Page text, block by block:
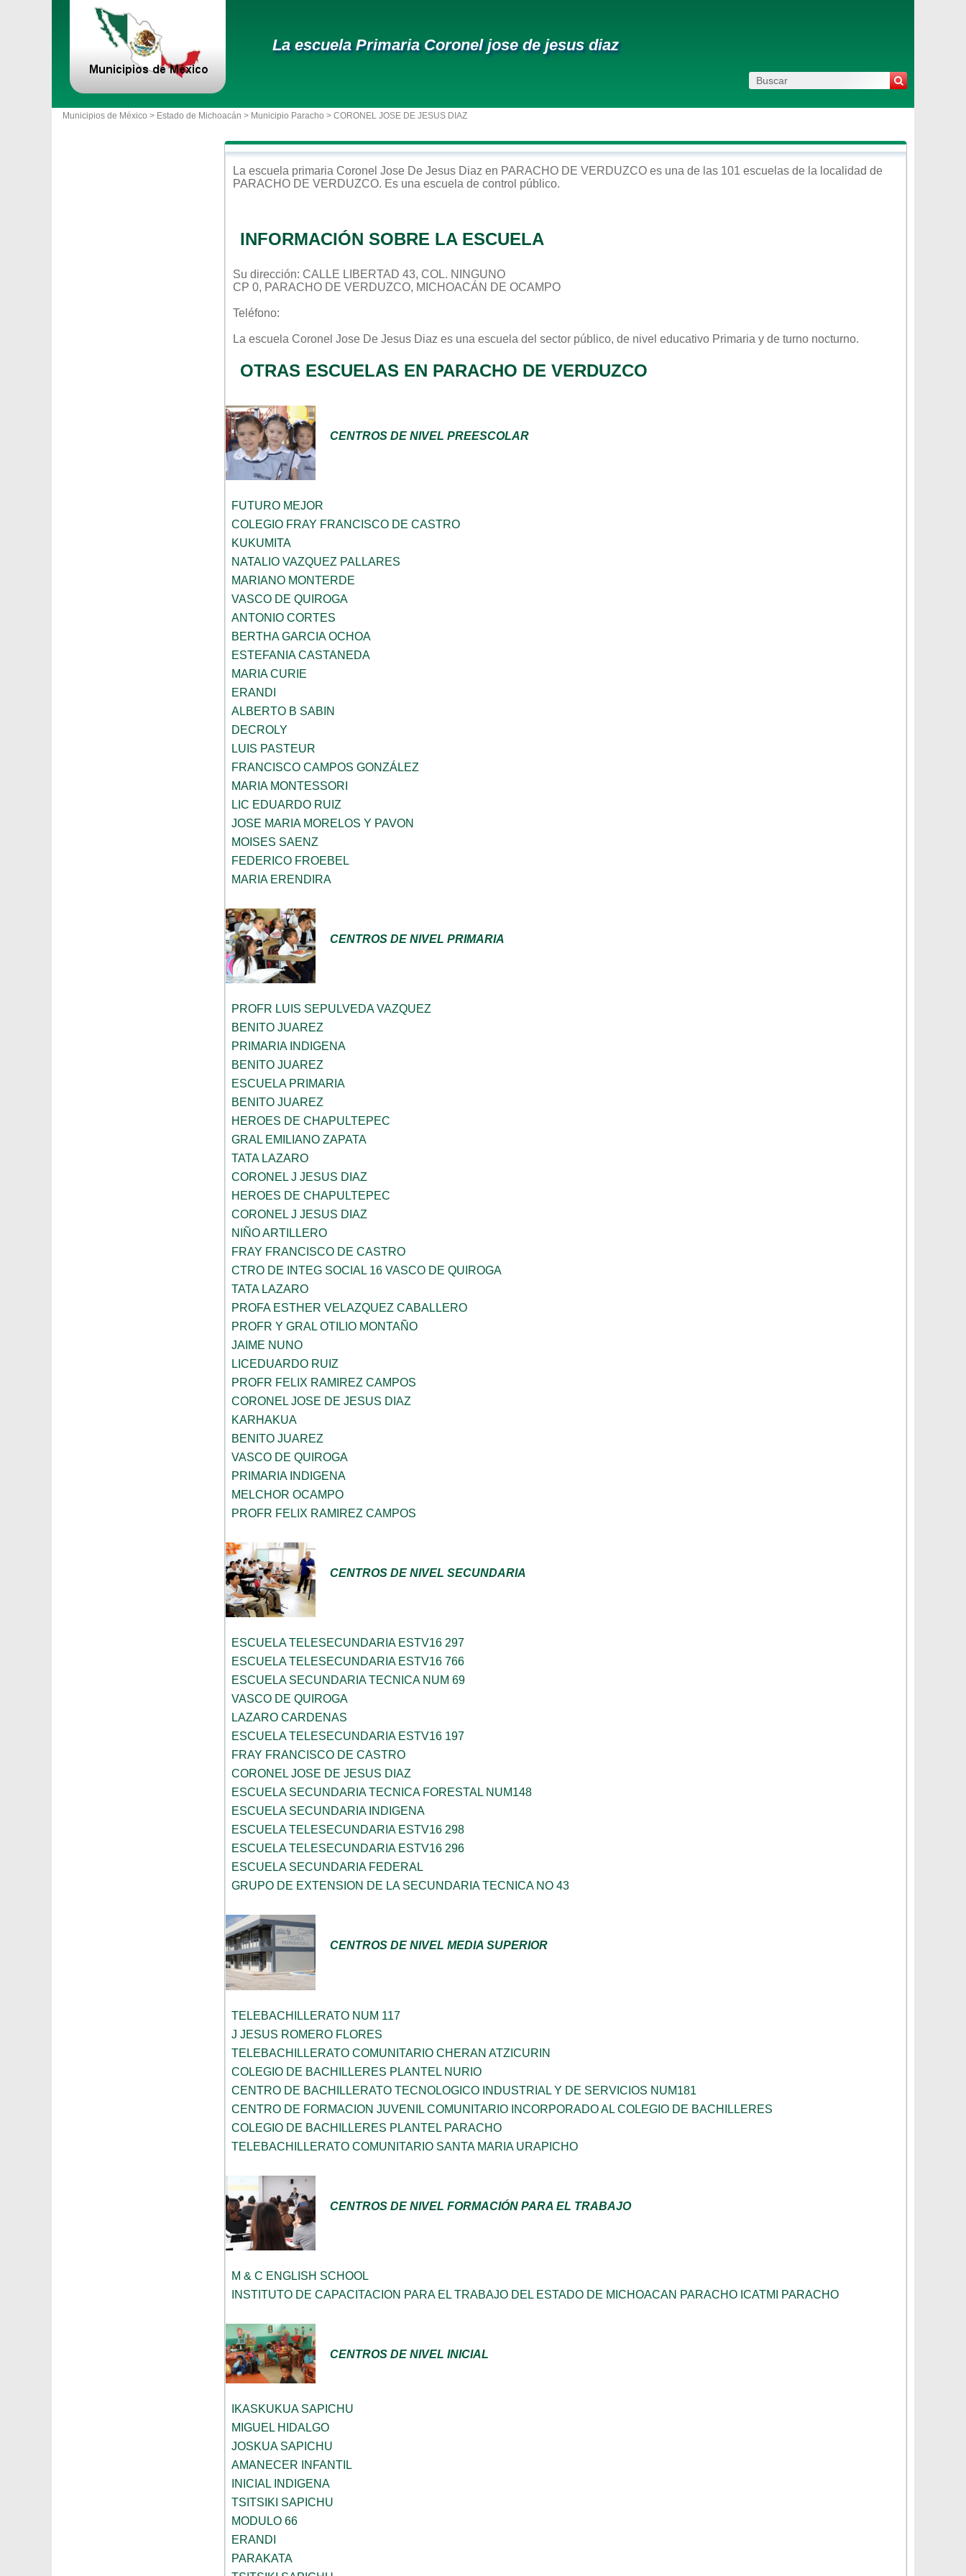
La escuela Primaria Coronel jose de jesus diaz
Municipios de México > Estado de Michoacán > Municipio Paracho > CORONEL JOSE DE JESUS DIAZ
La escuela primaria Coronel Jose De Jesus Diaz en PARACHO DE VERDUZCO es una de las 101 escuelas de la localidad de
PARACHO DE VERDUZCO. Es una escuela de control público.
INFORMACIÓN SOBRE LA ESCUELA
Su dirección: CALLE LIBERTAD 43, COL. NINGUNO
CP 0, PARACHO DE VERDUZCO, MICHOACÁN DE OCAMPO
Teléfono:
La escuela Coronel Jose De Jesus Diaz es una escuela del sector público, de nivel educativo Primaria y de turno nocturno.
OTRAS ESCUELAS EN PARACHO DE VERDUZCO
CENTROS DE NIVEL PREESCOLAR
FUTURO MEJOR
COLEGIO FRAY FRANCISCO DE CASTRO
KUKUMITA
NATALIO VAZQUEZ PALLARES
MARIANO MONTERDE
VASCO DE QUIROGA
ANTONIO CORTES
BERTHA GARCIA OCHOA
ESTEFANIA CASTANEDA
MARIA CURIE
ERANDI
ALBERTO B SABIN
DECROLY
LUIS PASTEUR
FRANCISCO CAMPOS GONZÁLEZ
MARIA MONTESSORI
LIC EDUARDO RUIZ
JOSE MARIA MORELOS Y PAVON
MOISES SAENZ
FEDERICO FROEBEL
MARIA ERENDIRA
CENTROS DE NIVEL PRIMARIA
PROFR LUIS SEPULVEDA VAZQUEZ
BENITO JUAREZ
PRIMARIA INDIGENA
BENITO JUAREZ
ESCUELA PRIMARIA
BENITO JUAREZ
HEROES DE CHAPULTEPEC
GRAL EMILIANO ZAPATA
TATA LAZARO
CORONEL J JESUS DIAZ
HEROES DE CHAPULTEPEC
CORONEL J JESUS DIAZ
NIÑO ARTILLERO
FRAY FRANCISCO DE CASTRO
CTRO DE INTEG SOCIAL 16 VASCO DE QUIROGA
TATA LAZARO
PROFA ESTHER VELAZQUEZ CABALLERO
PROFR Y GRAL OTILIO MONTAÑO
JAIME NUNO
LICEDUARDO RUIZ
PROFR FELIX RAMIREZ CAMPOS
CORONEL JOSE DE JESUS DIAZ
KARHAKUA
BENITO JUAREZ
VASCO DE QUIROGA
PRIMARIA INDIGENA
MELCHOR OCAMPO
PROFR FELIX RAMIREZ CAMPOS
CENTROS DE NIVEL SECUNDARIA
ESCUELA TELESECUNDARIA ESTV16 297
ESCUELA TELESECUNDARIA ESTV16 766
ESCUELA SECUNDARIA TECNICA NUM 69
VASCO DE QUIROGA
LAZARO CARDENAS
ESCUELA TELESECUNDARIA ESTV16 197
FRAY FRANCISCO DE CASTRO
CORONEL JOSE DE JESUS DIAZ
ESCUELA SECUNDARIA TECNICA FORESTAL NUM148
ESCUELA SECUNDARIA INDIGENA
ESCUELA TELESECUNDARIA ESTV16 298
ESCUELA TELESECUNDARIA ESTV16 296
ESCUELA SECUNDARIA FEDERAL
GRUPO DE EXTENSION DE LA SECUNDARIA TECNICA NO 43
CENTROS DE NIVEL MEDIA SUPERIOR
TELEBACHILLERATO NUM 117
J JESUS ROMERO FLORES
TELEBACHILLERATO COMUNITARIO CHERAN ATZICURIN
COLEGIO DE BACHILLERES PLANTEL NURIO
CENTRO DE BACHILLERATO TECNOLOGICO INDUSTRIAL Y DE SERVICIOS NUM181
CENTRO DE FORMACION JUVENIL COMUNITARIO INCORPORADO AL COLEGIO DE BACHILLERES
COLEGIO DE BACHILLERES PLANTEL PARACHO
TELEBACHILLERATO COMUNITARIO SANTA MARIA URAPICHO
CENTROS DE NIVEL FORMACIÓN PARA EL TRABAJO
M & C ENGLISH SCHOOL
INSTITUTO DE CAPACITACION PARA EL TRABAJO DEL ESTADO DE MICHOACAN PARACHO ICATMI PARACHO
CENTROS DE NIVEL INICIAL
IKASKUKUA SAPICHU
MIGUEL HIDALGO
JOSKUA SAPICHU
AMANECER INFANTIL
INICIAL INDIGENA
TSITSIKI SAPICHU
MODULO 66
ERANDI
PARAKATA